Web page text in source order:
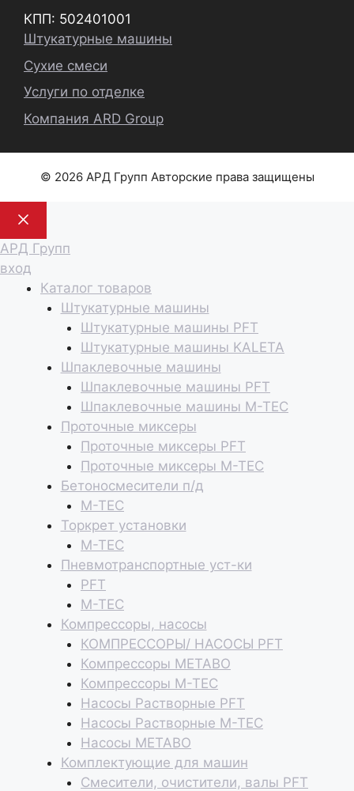
КПП: 502401001
Штукатурные машины
Сухие смеси
Услуги по отделке
Компания ARD Group
© 2026 АРД Групп Авторские права защищены
Закрыть
АРД Групп
вход
Каталог товаров
Штукатурные машины
Штукатурные машины PFT
Штукатурные машины KALETA
Шпаклевочные машины
Шпаклевочные машины PFT
Шпаклевочные машины M-TEC
Проточные миксеры
Проточные миксеры PFT
Проточные миксеры M-TEC
Бетоносмесители п/д
M-TEC
Торкрет установки
M-TEC
Пневмотранспортные уст-ки
PFT
M-TEC
Компрессоры, насосы
КОМПРЕССОРЫ/ НАСОСЫ PFT
Компрессоры METABO
Компрессоры M-TEC
Насосы Растворные PFT
Насосы Растворные M-TEC
Насосы METABO
Комплектующие для машин
Смесители, очистители, валы PFT